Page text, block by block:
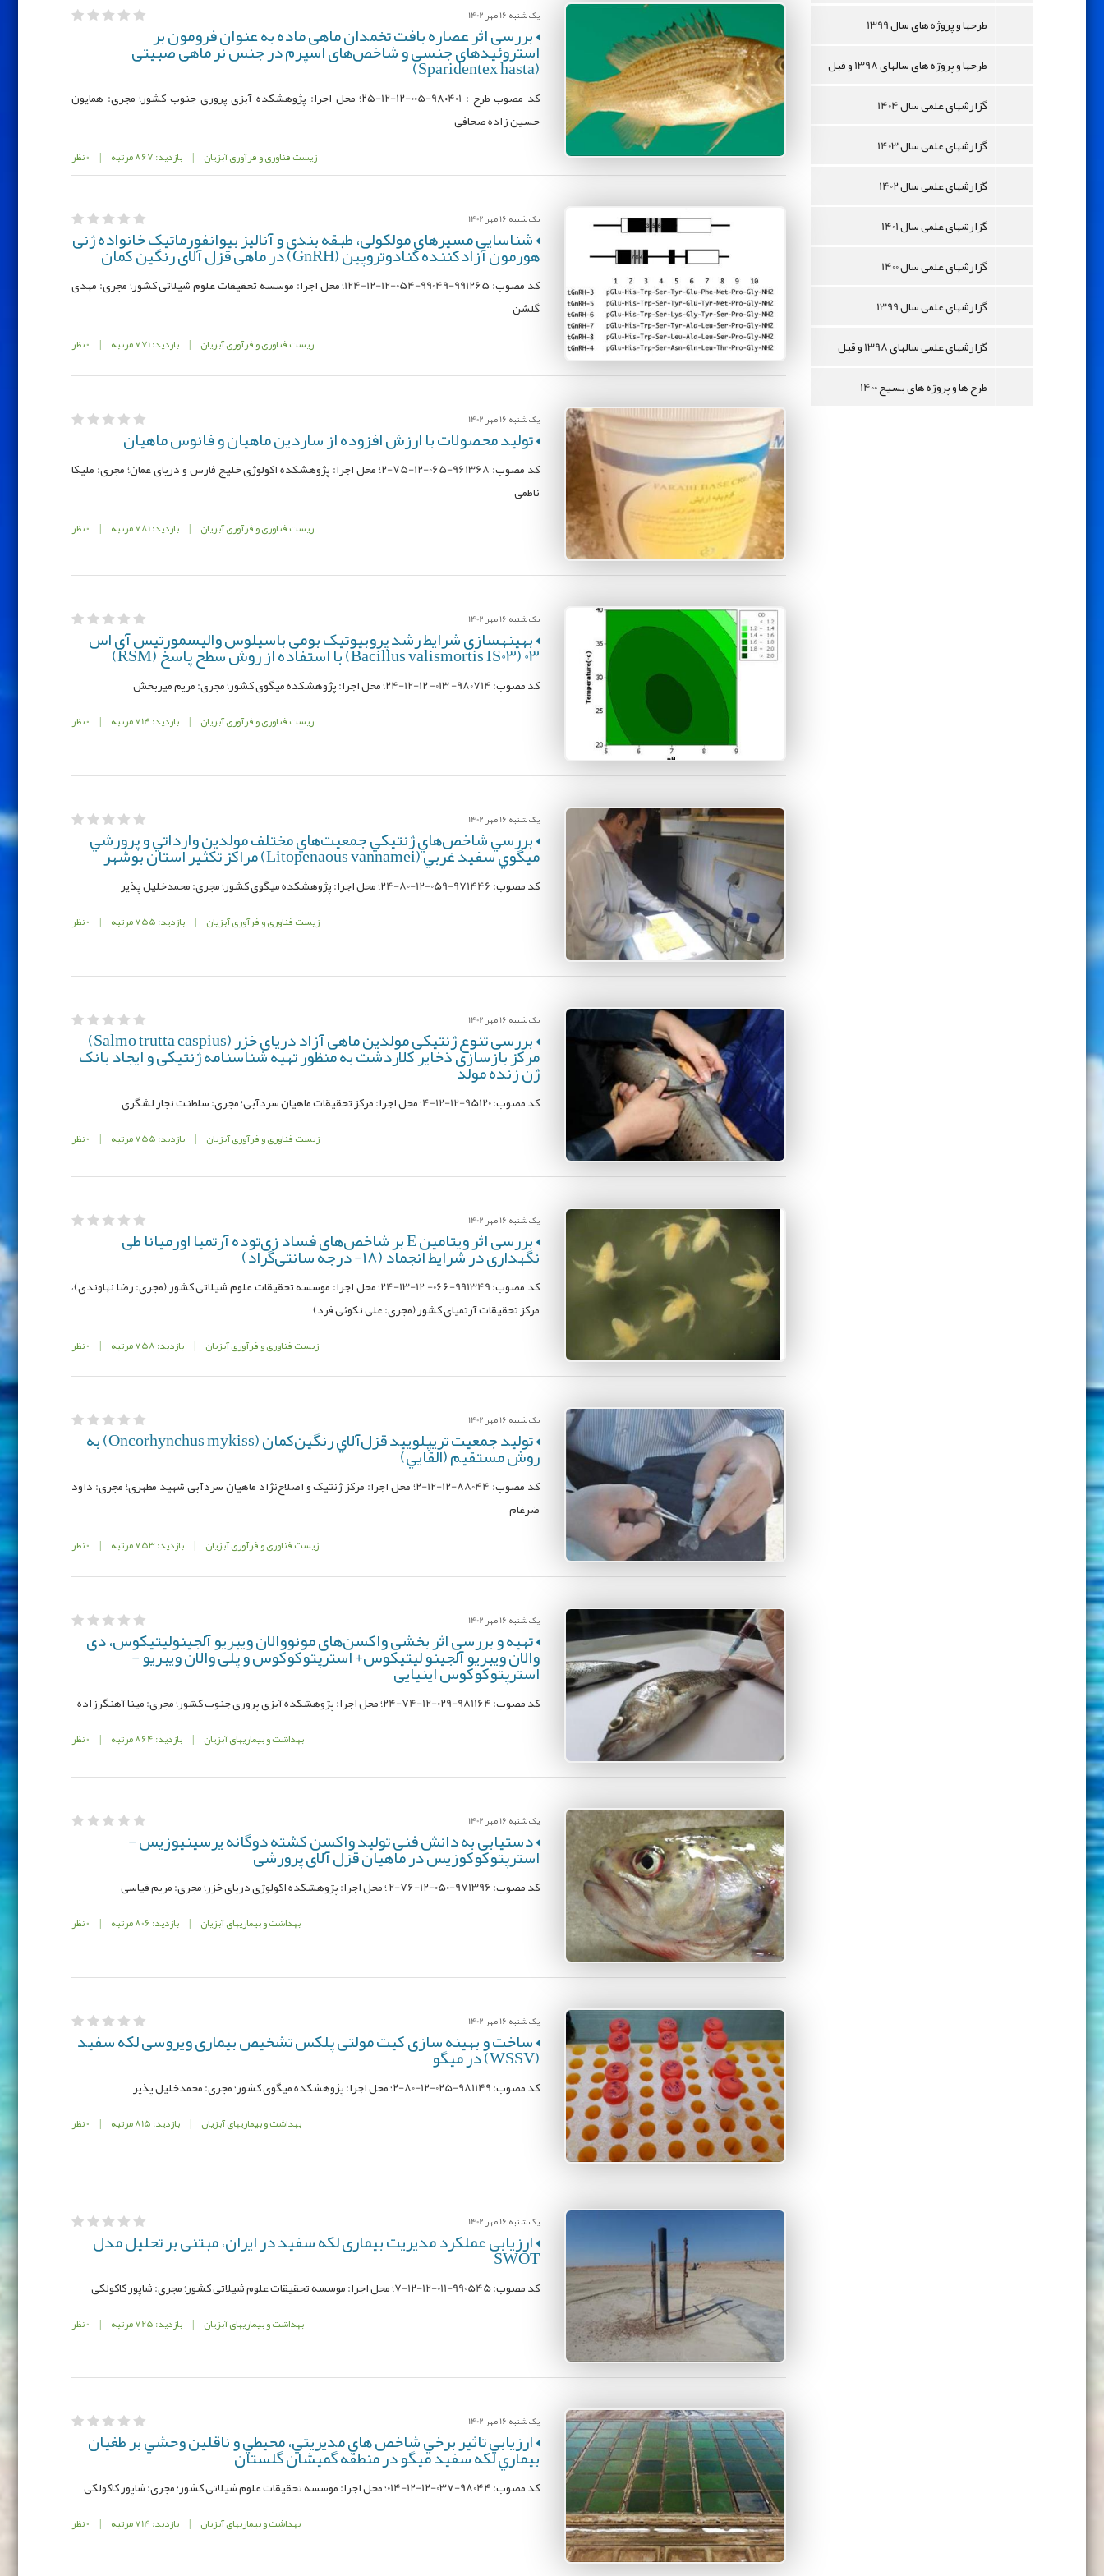
طرحها و پروژه های سال 1399
طرحها و پروژه های سالهای 1398 و قبل
گزارشهای علمی سال 1404
گزارشهای علمی سال 1403
گزارشهای علمی سال 1402
گزارشهای علمی سال 1401
گزارشهای علمی سال 1400
گزارشهای علمی سال 1399
گزارشهای علمی سالهای 1398 و قبل
طرح ها و پروژه های بسیج 1400
یک شنبه 16 مهر 1402
بررسی اثر عصاره بافت تخمدان ماهی ماده به عنوان فرومون بر
استروئیدهای جنسی و شاخص‌های اسپرم در جنس نر ماهی صبیتی
(Sparidentex hasta)
کد مصوب طرح : 9۸۰401-005-12-12-۲۵؛ محل اجرا: پژوهشکده آبزی پروری جنوب کشور؛ مجری: همایون
حسین زاده صحافی
زیست فناوری و فرآوری آبزیان | بازدید: 867 مرتبه | 0 نظر
یک شنبه 16 مهر 1402
شناسایی مسيرهای مولکولی، طبقه بندی و آناليز بيوانفورماتيک خانواده ژنی
هورمون آزادکننده گنادوتروپين (GnRH) در ماهی قزل آلای رنگين کمان
کد مصوب: 991265-99049-054-12-12-124؛ محل اجرا: موسسه تحقیقات علوم شیلاتی کشور؛ مجری: مهدی
گلشن
زیست فناوری و فرآوری آبزیان | بازدید: 771 مرتبه | 0 نظر
یک شنبه 16 مهر 1402
توليد محصولات با ارزش افزوده از ساردين ماهيان و فانوس ماهيان
کد مصوب: 961368-065-12-75-2؛ محل اجرا: پژوهشکده اکولوژی خلیج فارس و دریای عمان؛ مجری: ملیکا
ناظمی
زیست فناوری و فرآوری آبزیان | بازدید: 781 مرتبه | 0 نظر
یک شنبه 16 مهر 1402
بهینهسازی شرایط رشد پروبیوتیک بومی باسیلوس والیسمورتیس آی اس03 (Bacillus valismortis IS03) با استفاده از روش سطح پاسخ (RSM)
کد مصوب: 980714- 013- 12-12-24؛ محل اجرا: پژوهشکده میگوی کشور؛ مجری: مريم ميربخش
زیست فناوری و فرآوری آبزیان | بازدید: 714 مرتبه | 0 نظر
یک شنبه 16 مهر 1402
بررسي شاخص‌هاي ژنتيکي جمعيت‌هاي مختلف مولدين وارداتي و پرورشي
ميگوي سفيد غربي (Litopenaous vannamei) مراکز تکثير استان بوشهر
کد مصوب: 971446-059-12-80-24؛ محل اجرا: پژوهشکده میگوی کشور؛ مجری: محمدخلیل پذیر
زیست فناوری و فرآوری آبزیان | بازدید: 755 مرتبه | 0 نظر
یک شنبه 16 مهر 1402
بررسی تنوع ژنتیکی مولدین ماهی آزاد دریای خزر (Salmo trutta caspius)
مرکز بازسازی ذخایر کلاردشت به منظور تهیه شناسنامه ژنتیکی و ایجاد بانک
ژن زنده مولد
کد مصوب: 95120-12-12-4؛ محل اجرا: مركز تحقیقات ماهیان سردآبی؛ مجری: سلطنت نجار لشگری
زیست فناوری و فرآوری آبزیان | بازدید: 755 مرتبه | 0 نظر
یک شنبه 16 مهر 1402
بررسی اثر ویتامین E بر شاخص‌های فساد زی‌توده آرتمیا اورمیانا طینگهداری در شرایط انجماد (18- درجه سانتی‌گراد)
کد مصوب: 991349-066- 12-13-24؛ محل اجرا: موسسه تحقیقات علوم شیلاتی کشور (مجری: رضا نهاوندی)،
مرکز تحقیقات آرتمیای کشور (مجری: علی نکوئی فرد)
زیست فناوری و فرآوری آبزیان | بازدید: 758 مرتبه | 0 نظر
یک شنبه 16 مهر 1402
توليد جمعيت تريپلوييد قزل‌آلاي رنگين‌كمان (Oncorhynchus mykiss) به روش مستقيم (القايي)
کد مصوب: 88044-12-12-2؛ محل اجرا: مرکز ژنتیک و اصلاح‌نژاد ماهیان سردآبی شهید مطهری؛ مجری: داود
ضرغام
زیست فناوری و فرآوری آبزیان | بازدید: 753 مرتبه | 0 نظر
یک شنبه 16 مهر 1402
تهيه و بررسی اثر بخشی واکسن‌های مونووالان ویبریو آلجینوليتيکوس، دی
والان ویبریو آلجینو ليتيکوس+ استرپتوکوکوس و پلی والان ویبریو -
استرپتوکوکوس اینیایی
کد مصوب: 981164-029-12-74-24؛ محل اجرا: پژوهشکده آبزی پروری جنوب کشور؛ مجری: مینا آهنگرزاده
بهداشت و بیماریهای آبزیان | بازدید: 864 مرتبه | 0 نظر
یک شنبه 16 مهر 1402
دستیابی به دانش فنی تولید واکسن کشته دوگانه یرسینیوزیس -
استرپتوکوکوزیس در ماهیان قزل آلای پرورشی
کد مصوب: 971396-050-12-76-2 ؛ محل اجرا: پژوهشکده اکولوژی دریای خزر؛ مجری: مریم قیاسی
بهداشت و بیماریهای آبزیان | بازدید: 806 مرتبه | 0 نظر
یک شنبه 16 مهر 1402
ساخت و بهینه سازی کیت مولتی پلکس تشخیص بیماری ویروسی لکه سفید(WSSV) در میگو
کد مصوب: 981149-025-12-80-2؛ محل اجرا: پژوهشکده میگوی کشور؛ مجری: محمدخلیل پذیر
بهداشت و بیماریهای آبزیان | بازدید: 815 مرتبه | 0 نظر
یک شنبه 16 مهر 1402
ارزیابی عملکرد مدیریت بيماری لکه سفيد در ایران، مبتنی بر تحليل مدل
SWOT
کد مصوب: 990545-011-12-12-7؛ محل اجرا: موسسه تحقیقات علوم شیلاتی کشور؛ مجری: شاپور کاکولکی
بهداشت و بیماریهای آبزیان | بازدید: 725 مرتبه | 0 نظر
یک شنبه 16 مهر 1402
ارزيابي تاثير برخي شاخص هاي مديريتي، محيطي و ناقلين وحشي بر طغيان
بيماري لکه سفيد ميگو در منطقه گميشان گلستان
کد مصوب: 98044-037-12-12-014؛ محل اجرا: موسسه تحقیقات علوم شیلاتی کشور؛ مجری: شاپور کاکولکی
بهداشت و بیماریهای آبزیان | بازدید: 714 مرتبه | 0 نظر